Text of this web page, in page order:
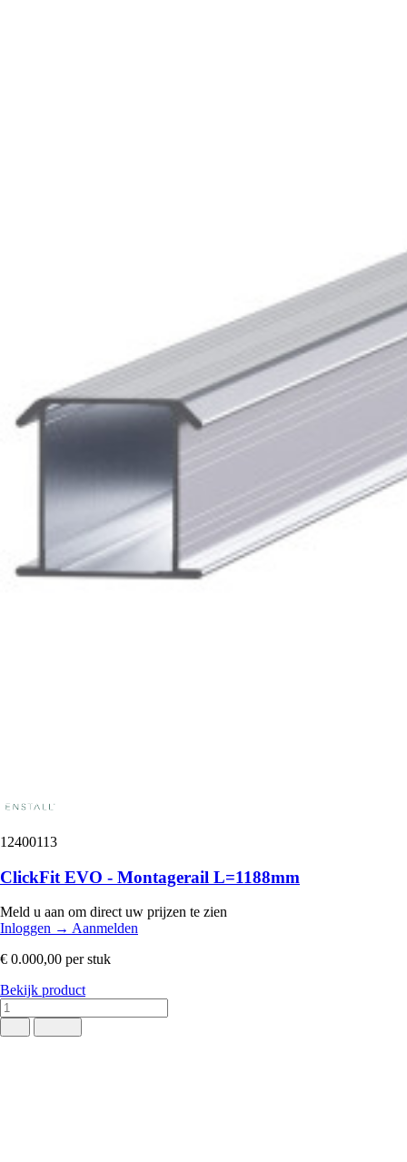
12400113
ClickFit EVO - Montagerail L=1188mm
Meld u aan om direct uw prijzen te zien
Inloggen → Aanmelden
€ 0.000,00 per stuk
Bekijk product